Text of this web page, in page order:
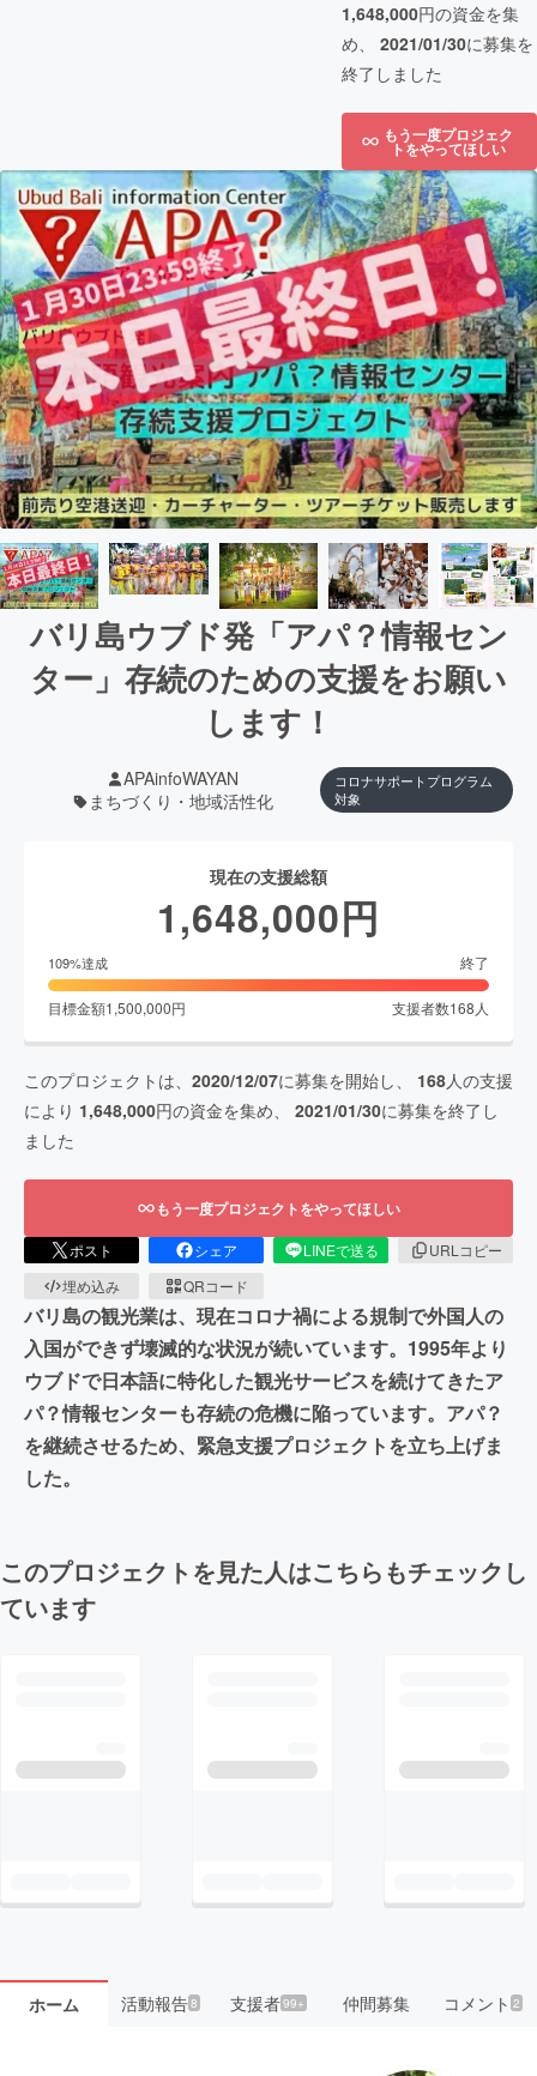
1,648,000円の資金を集
め、 2021/01/30に募集を
終了しました
もう一度プロジェク
トをやってほしい
バリ島ウブド発「アパ？情報セン
ター」存続のための支援をお願い
します！
APAinfoWAYAN
まちづくり・地域活性化
コロナサポートプログラム
対象
現在の支援総額
1,648,000円
109%達成 終了
目標金額1,500,000円 支援者数168 人
このプロジェクトは、 2020/12/07に募集を開始し、 168人の支援
により 1,648,000円の資金を集め、 2021/01/30に募集を終了し
ました
もう一度プロジェクトをやってほしい
ポスト シェア LINEで送る
URLコピー
埋め込み
QRコード
バリ島の観光業は、現在コロナ禍による規制で外国人の
入国ができず壊滅的な状況が続いています。1995年より
ウブドで日本語に特化した観光サービスを続けてきたア
パ？情報センターも存続の危機に陥っています。アパ？
を継続させるため、緊急支援プロジェクトを立ち上げま
した。
このプロジェクトを見た人はこちらもチェックし
ています
ホーム 活動報告8 支援者99+ 仲間募集 コメント2